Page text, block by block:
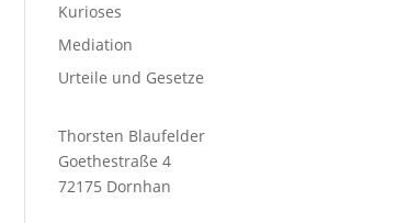
Kurioses
Mediation
Urteile und Gesetze
Thorsten Blaufelder
Goethestraße 4
72175 Dornhan